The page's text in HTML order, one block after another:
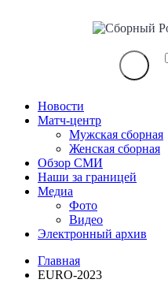
Новости
Матч-центр
Мужская сборная
Женская сборная
Обзор СМИ
Наши за границей
Медиа
Фото
Видео
Электронный архив
Главная
EURO-2023